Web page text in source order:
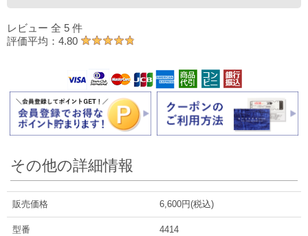
レビュー 全 5 件
評価平均：4.80 ★★★★★
その他の詳細情報
販売価格 6,600円(税込)
型番 4414